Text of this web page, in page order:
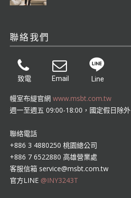
聯絡我們
致電 Email Line
幔室布緹官網 www.msbt.com.tw
週一至週五 09:00-18:00，國定假日除外
聯絡電話
+886 3 4880250 桃園總公司
+886 7 6522880 高雄營業處
客服信箱 service@msbt.com.tw
官方LINE @INY3243T